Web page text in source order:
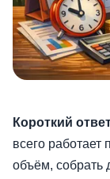
Короткий
всего работает
объём, собрать